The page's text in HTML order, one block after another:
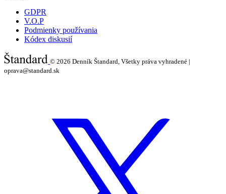
GDPR
V.O.P
Podmienky používania
Kódex diskusií
© 2026 Denník Štandard, Všetky práva vyhradené |
oprava@standard.sk